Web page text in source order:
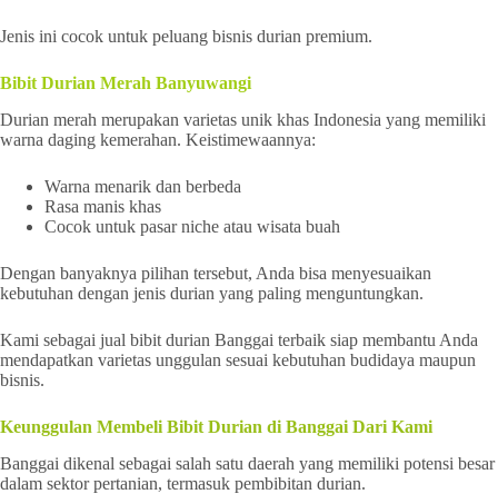
Jenis ini cocok untuk peluang bisnis durian premium.
Bibit Durian Merah Banyuwangi
Durian merah merupakan varietas unik khas Indonesia yang memiliki
warna daging kemerahan. Keistimewaannya:
Warna menarik dan berbeda
Rasa manis khas
Cocok untuk pasar niche atau wisata buah
Dengan banyaknya pilihan tersebut, Anda bisa menyesuaikan
kebutuhan dengan jenis durian yang paling menguntungkan.
Kami sebagai jual bibit durian Banggai terbaik siap membantu Anda
mendapatkan varietas unggulan sesuai kebutuhan budidaya maupun
bisnis.
Keunggulan Membeli Bibit Durian di Banggai Dari Kami
Banggai dikenal sebagai salah satu daerah yang memiliki potensi besar
dalam sektor pertanian, termasuk pembibitan durian.